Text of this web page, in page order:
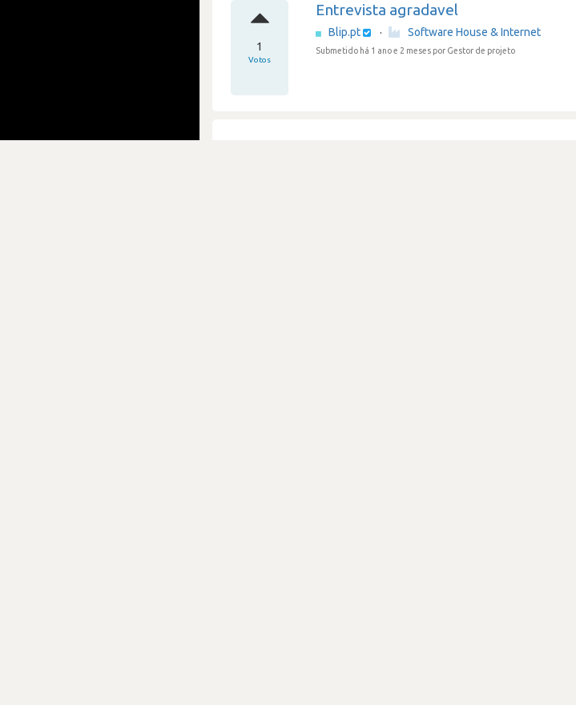
1
Votos
Entrevista agradavel
Blip.pt · Software House & Internet
Submetido há 1 ano e 2 meses por Gestor de projeto